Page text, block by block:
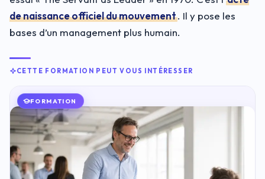
de naissance officiel du mouvement. Il y pose les
bases d’un management plus humain.
CETTE FORMATION PEUT VOUS INTÉRESSER
FORMATION